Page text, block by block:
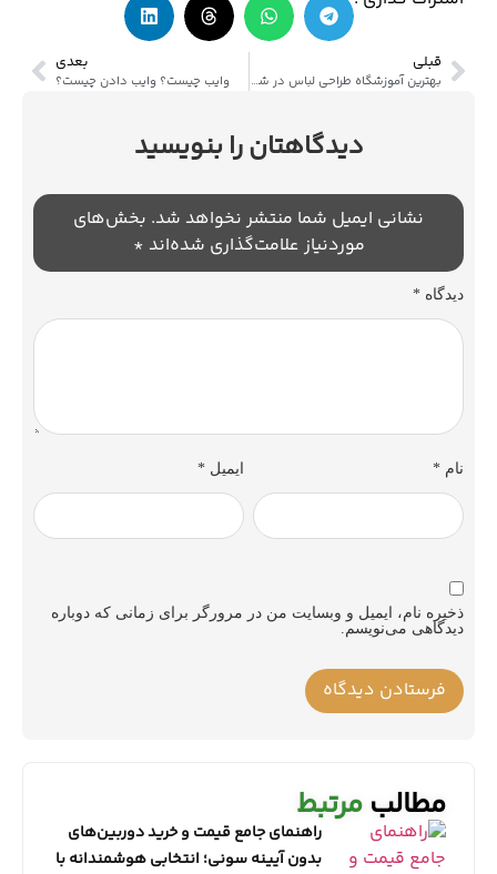
قبلی
بهترین آموزشگاه طراحی لباس در شیراز
بعدی
وایب چیست؟ وایب دادن چیست؟
دیدگاهتان را بنویسید
نشانی ایمیل شما منتشر نخواهد شد.بخش‌های
موردنیاز علامت‌گذاری شده‌اند*
دیدگاه*
* ایمیل*
ذخیره نام، ایمیل و وبسایت من در مرورگر برای زمانی که دوباره
دیدگاهی می‌نویسم.
مطالبمرتبط
راهنمای جامع قیمت و خرید دوربین‌های
بدون آیینه سونی؛ انتخابی هوشمندانه با